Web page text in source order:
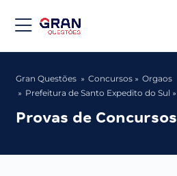
Gran Questões Concursos
Orgaos
Prefeitura de Santo Expedito do Sul
Provas de Concursos